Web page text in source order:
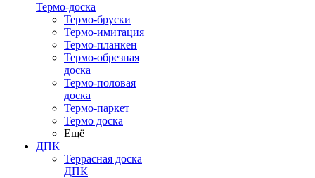
Термо-доска
Термо-бруски
Термо-имитация
Термо-планкен
Термо-обрезная
доска
Термо-половая
доска
Термо-паркет
Термо доска
Ещё
ДПК
Террасная доска
ДПК